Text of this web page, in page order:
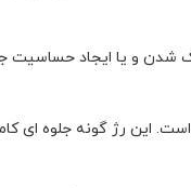
یا ایجاد حساسیت
این رژ گونه جلوه ای